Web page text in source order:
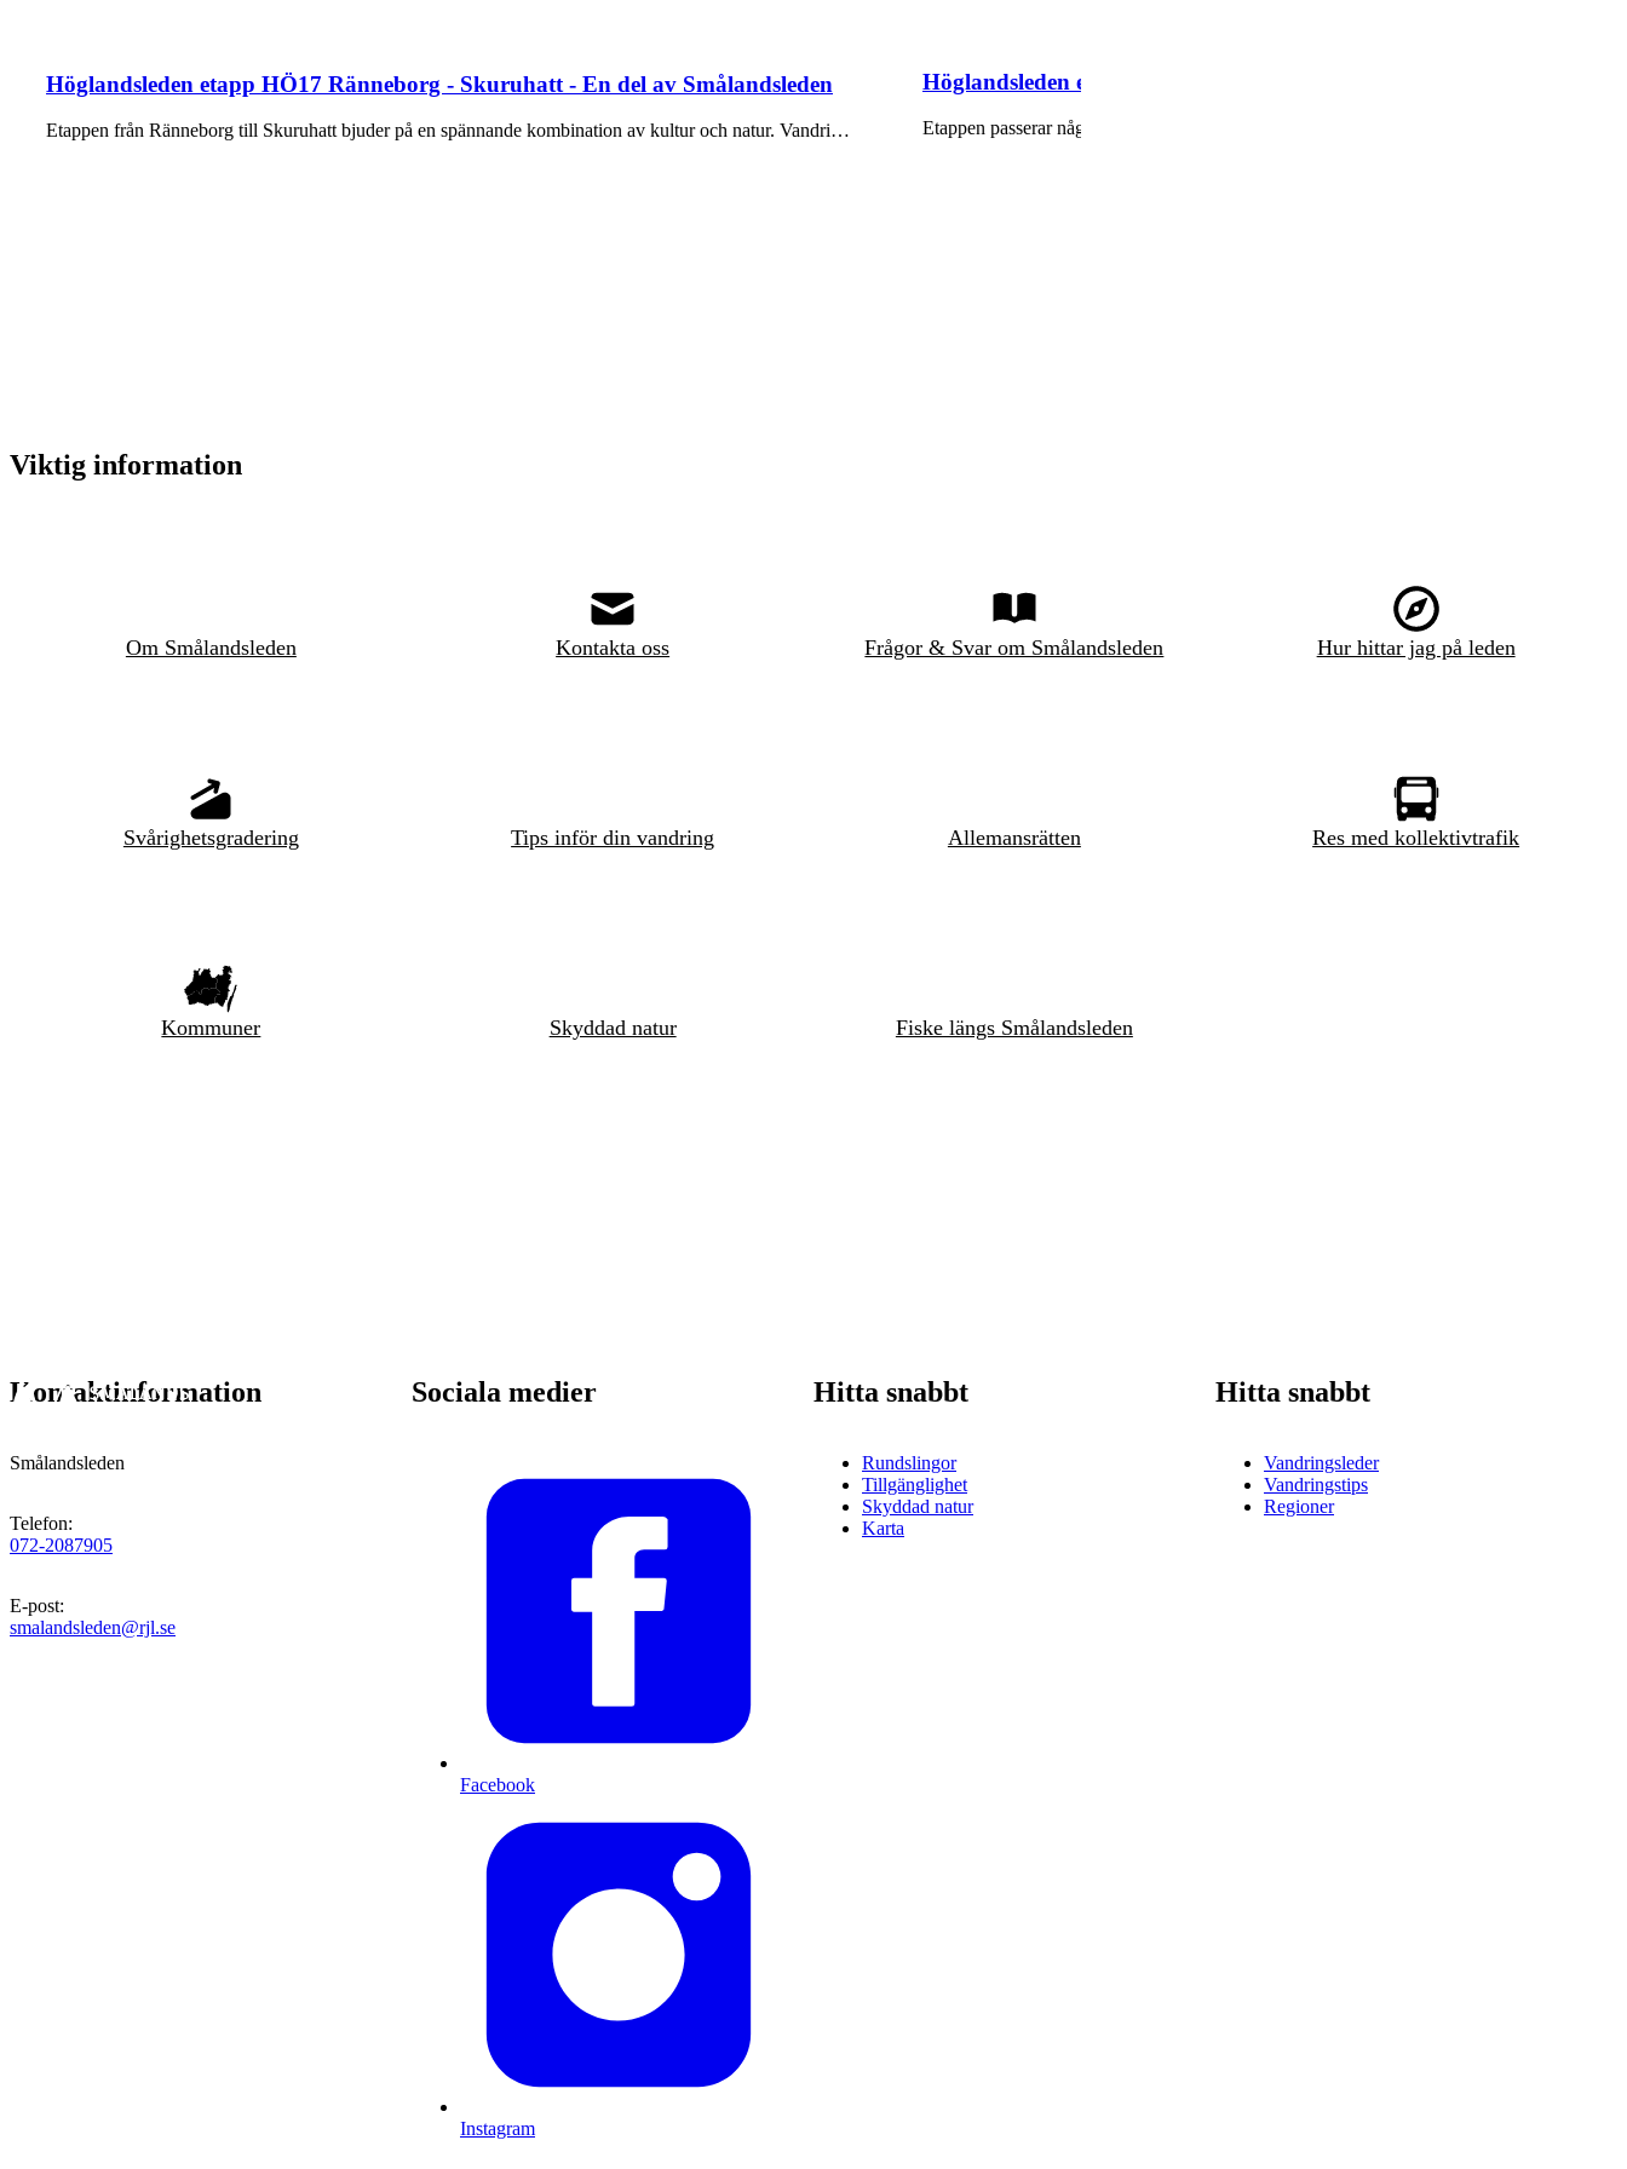
Höglandsleden etapp HÖ17 Ränneborg - Skuruhatt - En del av Smålandsleden
Etappen från Ränneborg till Skuruhatt bjuder på en spännande kombination av kultur och natur. Vandri…
Höglandsleden etapp HÖ2 Skuruhatt - Valbacken - En del av
Etappen passerar några av Smålands mest spektakulära naturupplevelser. Starten går vid
Viktig information
Om Smålandsleden Kontakta oss Frågor & Svar om Smålandsleden Hur hittar jag på leden
Svårighetsgradering Tips inför din vandring Allemansrätten Res med kollektivtrafik
Kommuner Skyddad natur Fiske längs Smålandsleden
Kontaktinformation
Smålandsleden
Telefon:
072-2087905
E-post:
smalandsleden@rjl.se
Sociala medier
Facebook
Instagram
Hitta snabbt
Rundslingor
Tillgänglighet
Skyddad natur
Karta
Hitta snabbt
Vandringsleder
Vandringstips
Regioner